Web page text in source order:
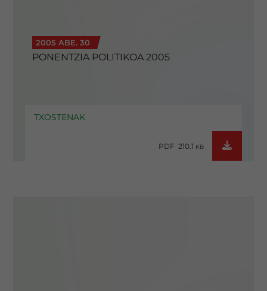
2005 ABE. 30
PONENTZIA POLITIKOA 2005
TXOSTENAK
PDF 210.1 KB